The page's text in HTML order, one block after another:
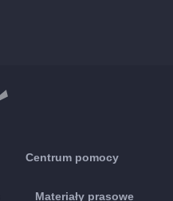
Centrum pomocy
Materiały prasowe